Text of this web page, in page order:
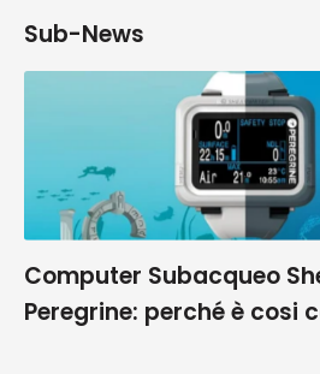
Sub-News
Computer Subacqueo
Peregrine: perché è cosi